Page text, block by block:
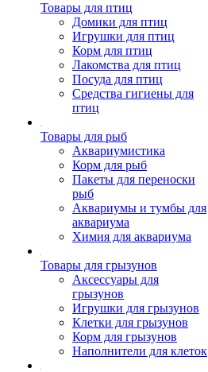
Товары для птиц
Домики для птиц
Игрушки для птиц
Корм для птиц
Лакомства для птиц
Посуда для птиц
Средства гигиены для
птиц
Товары для рыб
Аквариумистика
Корм для рыб
Пакеты для переноски
рыб
Аквариумы и тумбы для
аквариума
Химия для аквариума
Товары для грызунов
Аксессуары для
грызунов
Игрушки для грызунов
Клетки для грызунов
Корм для грызунов
Наполнители для клеток